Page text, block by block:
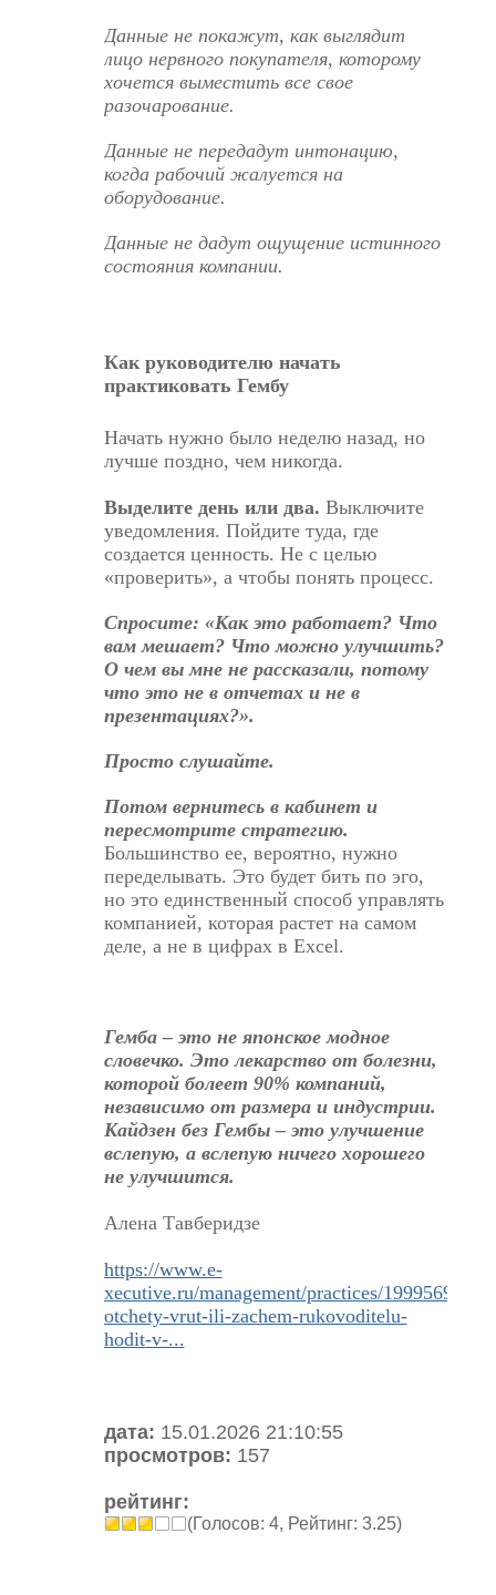
Данные не покажут, как выглядит
лицо нервного покупателя, которому
хочется выместить все свое
разочарование.
Данные не передадут интонацию,
когда рабочий жалуется на
оборудование.
Данные не дадут ощущение истинного
состояния компании.
Как руководителю начать
практиковать Гембу
Начать нужно было неделю назад, но
лучше поздно, чем никогда.
Выделите день или два. Выключите
уведомления. Пойдите туда, где
создается ценность. Не с целью
«проверить», а чтобы понять процесс.
Спросите: «Как это работает? Что
вам мешает? Что можно улучшить?
О чем вы мне не рассказали, потому
что это не в отчетах и не в
презентациях?».
Просто слушайте.
Потом вернитесь в кабинет и
пересмотрите стратегию.
Большинство ее, вероятно, нужно
переделывать. Это будет бить по эго,
но это единственный способ управлять
компанией, которая растет на самом
деле, а не в цифрах в Excel.
Гемба – это не японское модное
словечко. Это лекарство от болезни,
которой болеет 90% компаний,
независимо от размера и индустрии.
Кайдзен без Гембы – это улучшение
вслепую, а вслепую ничего хорошего
не улучшится.
Алена Тавберидзе
https://www.e-
xecutive.ru/management/practices/1999569-
otchety-vrut-ili-zachem-rukovoditelu-
hodit-v-...
дата: 15.01.2026 21:10:55
просмотров: 157
рейтинг:
(Голосов: 4, Рейтинг: 3.25)